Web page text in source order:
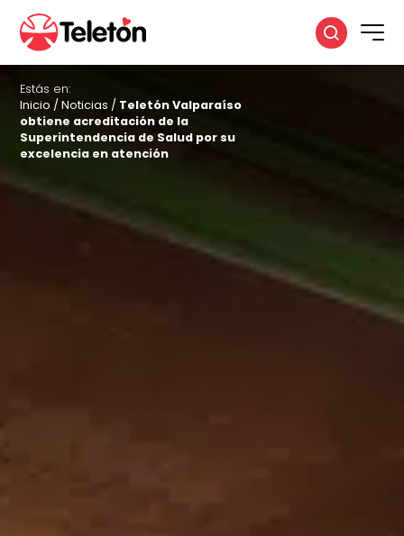
Estás en:
Inicio /Noticias / Teletón Valparaíso
obtiene acreditación de la
Superintendencia de Salud por su
excelencia en atención